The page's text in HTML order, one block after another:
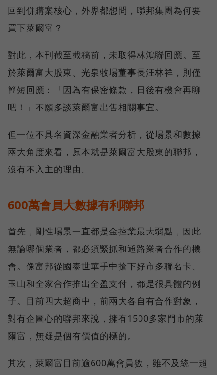
回到併購案核心，外界都想問，聯邦集團為何要
買下萊爾富？
對此，本刊截至截稿前，未取得林鴻聯回應。至
於萊爾富大股東、光泉牧場董事長汪林祥，則僅
簡短回應：「因為有保密條款，日後有機會再聊
吧！」不願多談萊爾富出售相關事宜。
但一位不具名資深金融業者分析，從場景和數據
兩大角度來看，原本就是萊爾富大股東的聯邦，
沒有不入主的理由。
600萬會員大數據有利聯邦
首先，剛性場景一直都是金控業最大弱點，因此
無論哪個業者，都必須緊抓和通路業者合作的機
會。像富邦從國泰世華手中搶下好市多聯名卡、
玉山和全家合作推出全盈支付，都是很具體的例
子。目前四大超商中，前兩大各自有合作對象，
對有企圖心的聯邦來說，擁有1500多家門市的萊
爾富，無疑是個有價值的標的。
其次，萊爾富目前逾600萬會員數，雖不及統一超